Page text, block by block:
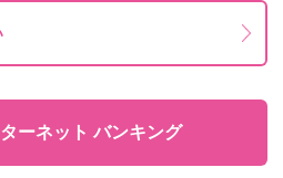
ーネット バンキング